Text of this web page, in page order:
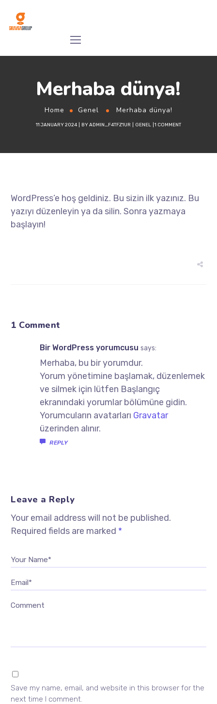
Merhaba dünya!
Home Genel Merhaba dünya!
11 JANUARY 2024 BYADMIN_F4TFZ1UR GENEL 1 COMMENT
WordPress’e hoş geldiniz. Bu sizin ilk yazınız. Bu
yazıyı düzenleyin ya da silin. Sonra yazmaya
başlayın!
1 Comment
Bir WordPress yorumcusu says:
Merhaba, bu bir yorumdur.
Yorum yönetimine başlamak, düzenlemek
ve silmek için lütfen Başlangıç
ekranındaki yorumlar bölümüne gidin.
Yorumcuların avatarları Gravatar
üzerinden alınır.
REPLY
Leave a Reply
Your email address will not be published.
Required fields are marked *
Your Name*
Email*
Comment
Save my name, email, and website in this browser for the
next time I comment.